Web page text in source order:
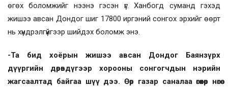
өгөх боломжийг нээнэ гэсэн үг. Ханбогд суманд гэхэд
жишээ авсан Дондог шиг 17800 иргэний сонгох эрхийг өөрт
нь хүндрэлгүйгээр шийдэх боломж энэ.
-Та бид хоёрын жишээ авсан Дондог Баянзүрх
дүүргийн дөрөвдүгээр хорооны сонгогчдын нэрийн
жагсаалтад байгаа шүү дээ. Өөр газар саналаа өгөхөөр нөгөө